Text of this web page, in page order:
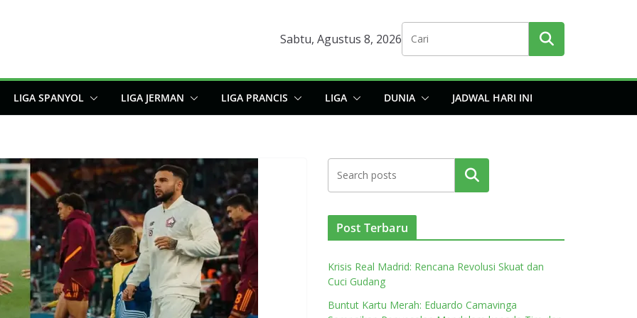
Sabtu, Agustus 8, 2026
LIGA SPANYOL LIGA JERMAN LIGA PRANCIS LIGA DUNIA JADWAL HARI INI
Cari
Post Terbaru
Krisis Real Madrid: Rencana Revolusi Skuat dan
Cuci Gudang
Buntut Kartu Merah: Eduardo Camavinga